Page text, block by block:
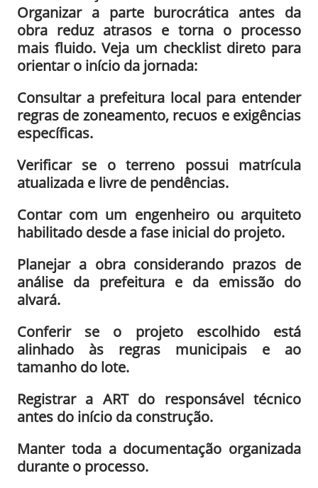
Organizar a parte burocrática antes da
obra reduz atrasos e torna o processo
mais fluido. Veja um checklist direto para
orientar o início da jornada:
Consultar a prefeitura local para entender
regras de zoneamento, recuos e exigências
específicas.
Verificar se o terreno possui matrícula
atualizada e livre de pendências.
Contar com um engenheiro ou arquiteto
habilitado desde a fase inicial do projeto.
Planejar a obra considerando prazos de
análise da prefeitura e da emissão do
alvará.
Conferir se o projeto escolhido está
alinhado às regras municipais e ao
tamanho do lote.
Registrar a ART do responsável técnico
antes do início da construção.
Manter toda a documentação organizada
durante o processo.